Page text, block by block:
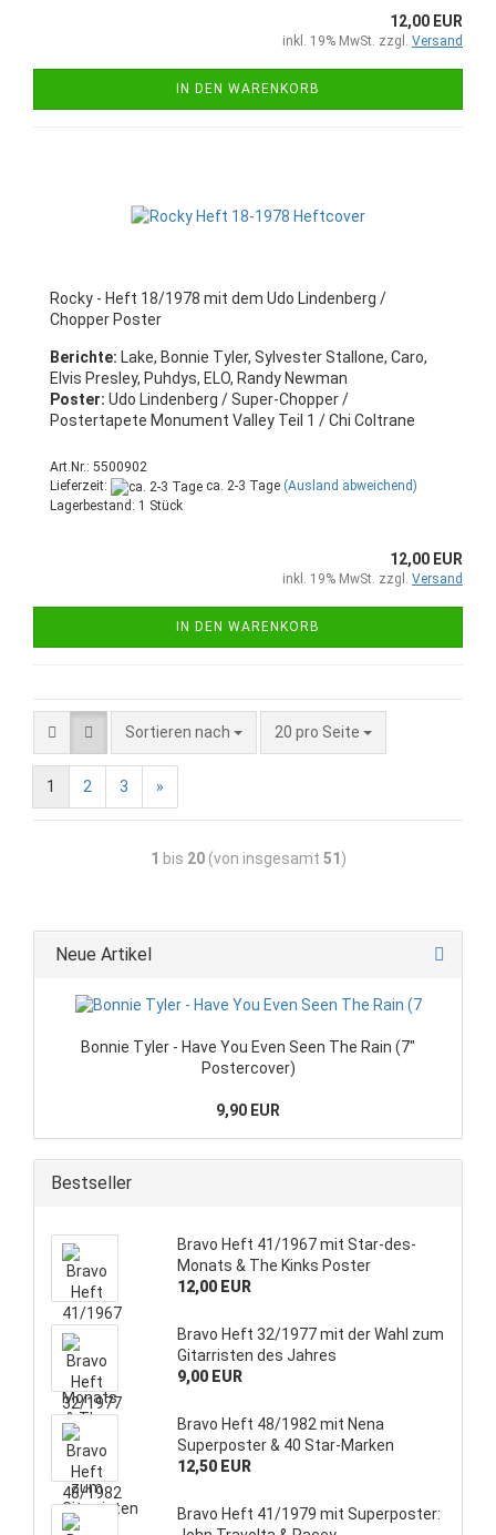
12,00 EUR
inkl. 19% MwSt. zzgl. Versand
IN DEN WARENKORB
Rocky - Heft 18/1978 mit dem Udo Lindenberg /
Chopper Poster
Berichte: Lake, Bonnie Tyler, Sylvester Stallone, Caro,
Elvis Presley, Puhdys, ELO, Randy Newman
Poster: Udo Lindenberg / Super-Chopper /
Postertapete Monument Valley Teil 1 / Chi Coltrane
Art.Nr.: 5500902
Lieferzeit:
ca. 2-3 Tage (Ausland abweichend)
Lagerbestand: 1 Stück
12,00 EUR
inkl. 19% MwSt. zzgl. Versand
IN DEN WARENKORB
Sortieren nach 20 pro Seite
1 2 3 »
1 bis 20(von insgesamt 51)
Neue Artikel
Bonnie Tyler - Have You Even Seen The Rain (7"
Postercover)
9,90 EUR
Bestseller
Bravo Heft 41/1967 mit Star-des-
Monats & The Kinks Poster
12,00 EUR
Bravo Heft 32/1977 mit der Wahl zum
Gitarristen des Jahres
9,00 EUR
Bravo Heft 48/1982 mit Nena
Superposter & 40 Star-Marken
12,50 EUR
Bravo Heft 41/1979 mit Superposter: